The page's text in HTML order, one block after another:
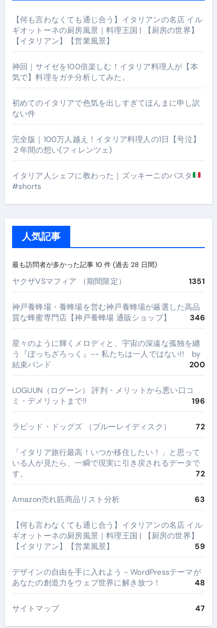
【何も言わなくても通じ合う】イタリアンの名店 イル
ギオットーネの厨房風景｜料理王国 | 【厨房の世界】
【イタリアン】【営業風景】
神回｜サイゼを100倍楽しむ！イタリア料理人が【本
気で】料理をガチ分析してみた。
初めてのイタリアで色気を出しすぎてほんまに申し訳
ない件
完全版｜100万人越え！イタリア料理人の1日【号泣】
２年間の想い(フィレンツェ)
イタリア人シェフに教わった｜ズッキーニのパスタ
#shorts
人気記事
最も訪問者が多かった記事 10 件 (過去 28 日間)
ヤクザVSマフィア （期間限定） 1351
神戸養蜂場・養蜂場を営む神戸養蜂場が厳選した高品
質な蜂蜜専門店【神戸養蜂場 通販ショップ】
346
星々のように輝くメロディと、宇宙の深遠な孤独を纏
う『ぼっちざろっく』-- 私たちは一人ではない!! by
結束バンド
200
LOGUUN（ログーン） 評判・メリットから悪い口コ
ミ・デメリットまで!!
196
ラビッド・ドッグズ （ブルーレイディスク） 72
​「イタリア旅行最高！いつか移住したい！」と思って
いる人が見たら、一瞬で現実に引き戻されるデータで
す。
72
Amazon売れ筋商品リスト分析 63
【何も言わなくても通じ合う】イタリアンの名店 イル
ギオットーネの厨房風景｜料理王国 | 【厨房の世界】
【イタリアン】【営業風景】
59
デザインの自由を手に入れよう - WordPressテーマが
あなたの創造力をウェブ世界に解き放つ！
48
サイトマップ 47